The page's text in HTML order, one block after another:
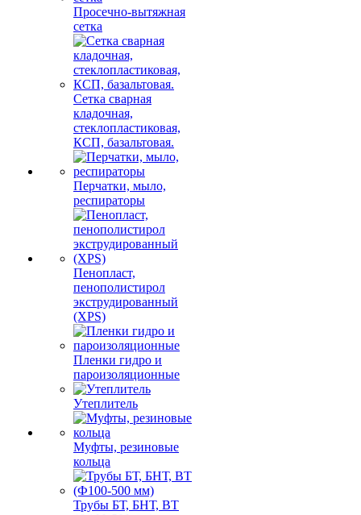
Просечно-вытяжная
сетка
Сетка сварная
кладочная,
стеклопластиковая,
КСП, базальтовая.
Перчатки, мыло,
респираторы
Пенопласт,
пенополистирол
экструдированный
(XPS)
Пленки гидро и
пароизоляционные
Утеплитель
Муфты, резиновые
кольца
Трубы БТ, БНТ, ВТ